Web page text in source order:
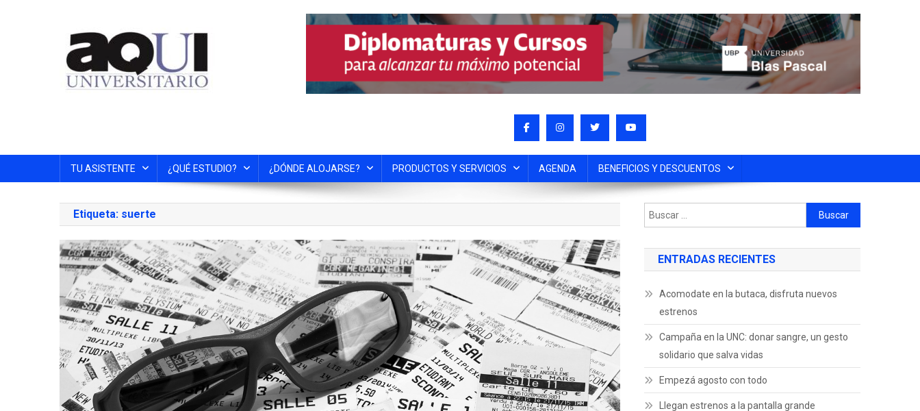
TU ASISTENTE ¿QUÉ ESTUDIO? ¿DÓNDE ALOJARSE? PRODUCTOS Y SERVICIOS AGENDA BENEFICIOS Y DESCUENTOS
Etiqueta: suerte
ENTRADAS RECIENTES
Acomodate en la butaca, disfruta nuevos
estrenos
Campaña en la UNC: donar sangre, un gesto
solidario que salva vidas
Empezá agosto con todo
Llegan estrenos a la pantalla grande